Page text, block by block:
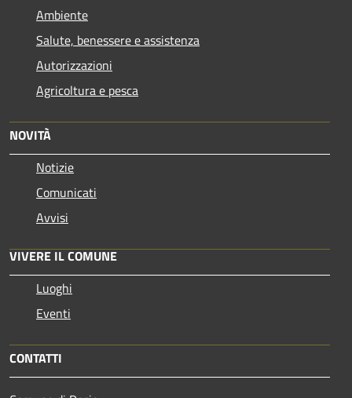
Ambiente
Salute, benessere e assistenza
Autorizzazioni
Agricoltura e pesca
NOVITÀ
Notizie
Comunicati
Avvisi
VIVERE IL COMUNE
Luoghi
Eventi
CONTATTI